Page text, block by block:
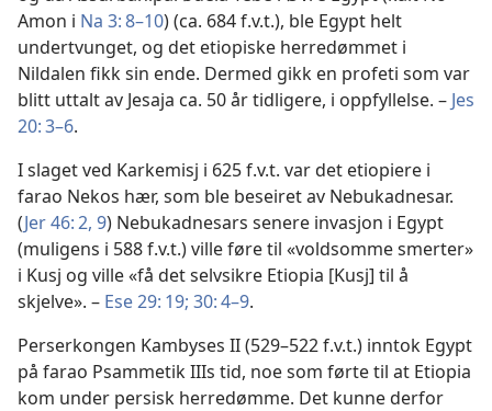
Amon i Na 3: 8–10) (ca. 684 f.v.t.), ble Egypt helt
undertvunget, og det etiopiske herredømmet i
Nildalen fikk sin ende. Dermed gikk en profeti som var
blitt uttalt av Jesaja ca. 50 år tidligere, i oppfyllelse. – Jes
20: 3–6.
I slaget ved Karkemisj i 625 f.v.t. var det etiopiere i
farao Nekos hær, som ble beseiret av Nebukadnesar.
(Jer 46: 2, 9) Nebukadnesars senere invasjon i Egypt
(muligens i 588 f.v.t.) ville føre til «voldsomme smerter»
i Kusj og ville «få det selvsikre Etiopia [Kusj] til å
skjelve». – Ese 29: 19; 30: 4–9.
Perserkongen Kambyses II (529–522 f.v.t.) inntok Egypt
på farao Psammetik IIIs tid, noe som førte til at Etiopia
kom under persisk herredømme. Det kunne derfor